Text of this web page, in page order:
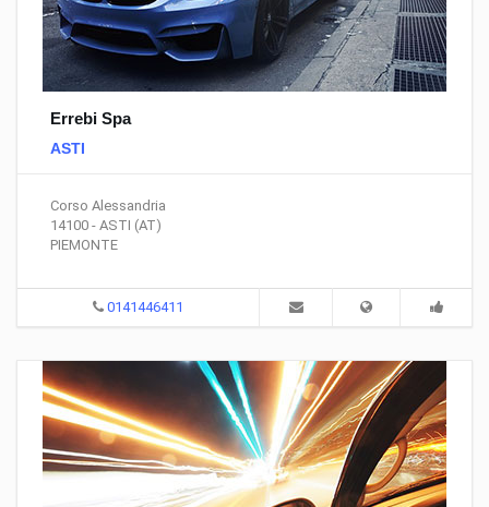
Errebi Spa
ASTI
Corso Alessandria
14100 - ASTI (AT)
PIEMONTE
0141446411